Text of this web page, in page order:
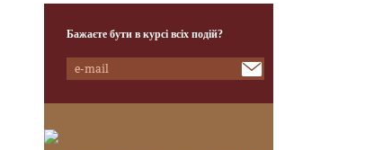
Бажаєте бути в курсі всіх подій?